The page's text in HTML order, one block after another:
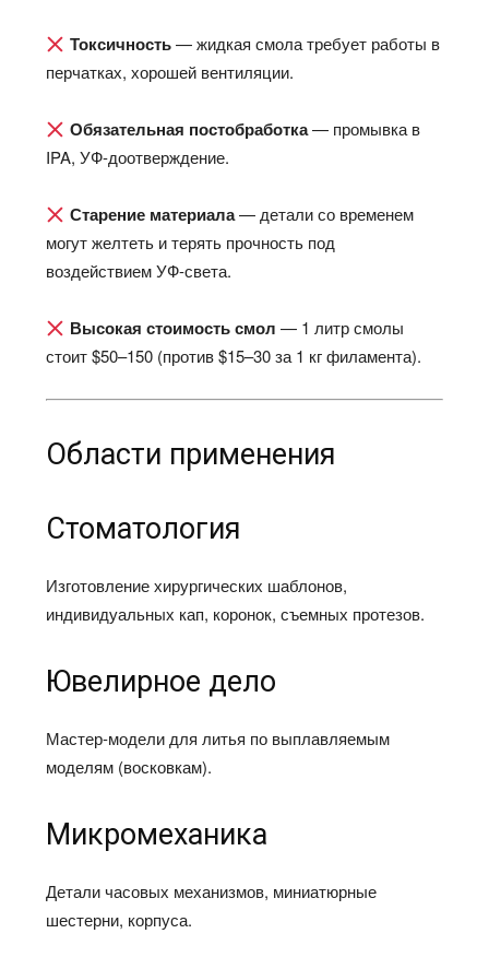
Токсичность— жидкая смола требует работы в
перчатках, хорошей вентиляции.​
Обязательная постобработка— промывка в
IPA, УФ-доотверждение.​
Старение материала— детали со временем
могут желтеть и терять прочность под
воздействием УФ-света.​
Высокая стоимость смол — 1 литр смолы
стоит $50–150 (против $15–30 за 1 кг филамента).​
Области применения
Стоматология
Изготовление хирургических шаблонов,
индивидуальных кап, коронок, съемных протезов.​
Ювелирное дело
Мастер-модели для литья по выплавляемым
моделям (восковкам).​
Микромеханика
Детали часовых механизмов, миниатюрные
шестерни, корпуса.​